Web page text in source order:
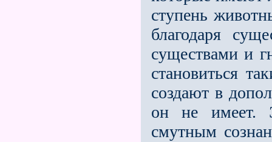
ступень
благодаря
существами и
становиться
создают в
он не имеет.
смутным